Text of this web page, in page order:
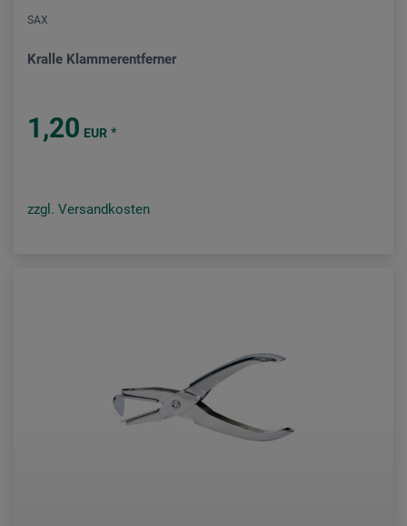
SAX
Kralle Klammerentferner
1,20 EUR *
zzgl. Versandkosten